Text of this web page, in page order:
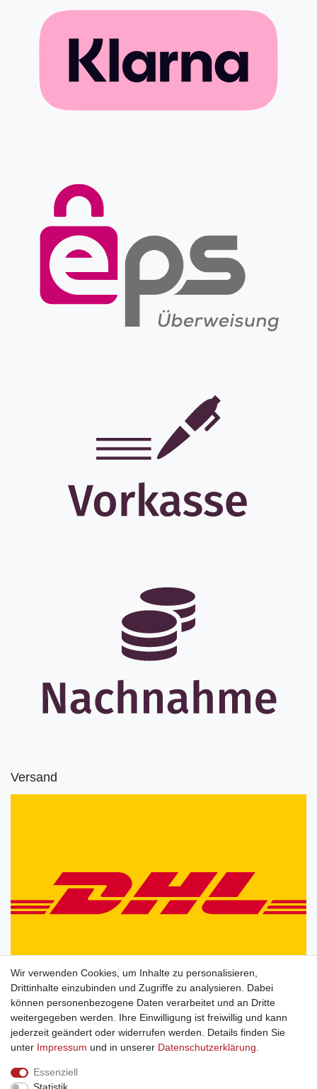
Versand
Wir verwenden Cookies, um Inhalte zu personalisieren,
Drittinhalte einzubinden und Zugriffe zu analysieren. Dabei
können personenbezogene Daten verarbeitet und an Dritte
weitergegeben werden. Ihre Einwilligung ist freiwillig und kann
jederzeit geändert oder widerrufen werden. Details finden Sie
unter Impressum und in unserer Daten­schutz­erklärung
Essenziell